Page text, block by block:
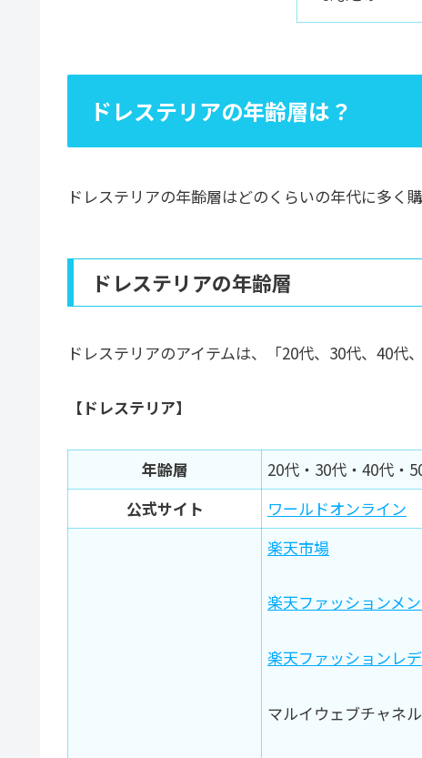
ドレステリアの年齢層は？
ドレステリアの年齢層はどのくらいの年代に多く
ドレステリアの年齢層
ドレステリアのアイテムは、「20代、30代、40代
【ドレステリア】
年齢層
20代・30代・40代・
公式サイト
ワールドオンライン
楽天市場
楽天ファッションメ
楽天ファッションレ
マルイウェブチャネル